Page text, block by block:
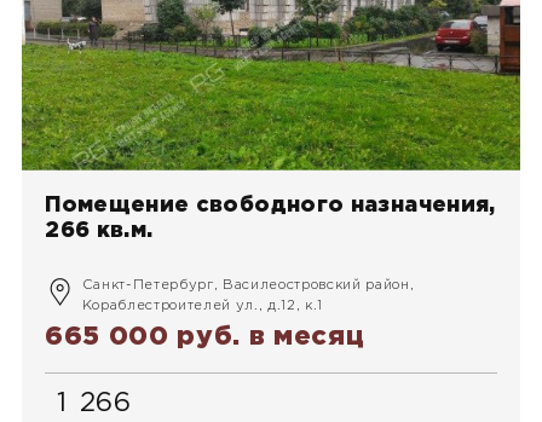
Помещение свободного назначения,
266 кв.м.
Санкт-Петербург, Василеостровский район,
Кораблестроителей ул., д.12, к.1
665 000 руб. в месяц
1 266